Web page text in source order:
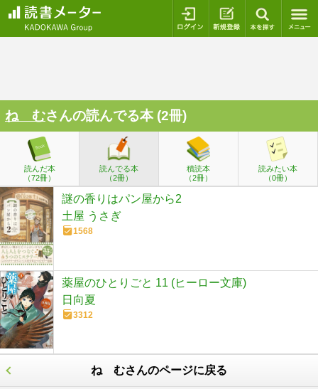
ログイン 新規登録
ね むさんの読んでる本 (2冊)
読んだ本
（72冊）
読んでる本
（2冊）
積読本
（2冊）
読みたい本
（0冊）
謎の香りはパン屋から2
土屋 うさぎ
1568
薬屋のひとりごと 11 (ヒーロー文庫)
日向夏
3312
ね むさんのページに戻る